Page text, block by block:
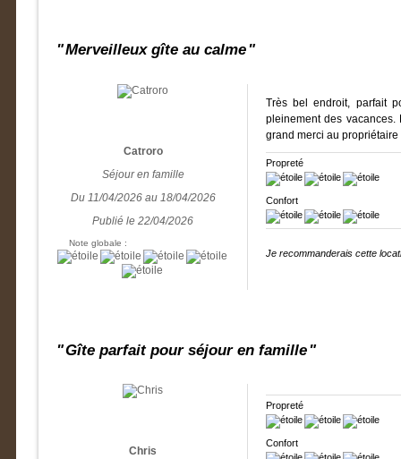
Merveilleux gîte au calme
Catroro
Séjour en famille
Du 11/04/2026 au 18/04/2026
Publié le 22/04/2026
Note globale :
Très bel endroit, parfait
pleinement des
grand merci au
Propreté
Confort
Je recommanderais cette
Gîte parfait pour séjour en famille
Chris
Propreté
Confort